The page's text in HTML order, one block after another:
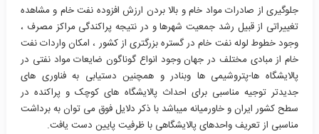
جلوگیری از صادرات مواد خام و بالا بردن ارزش افزوده نفت خام و مشاهده
تغییراتی از قبیل رشد جمعیت شهرها و در نتیجه پراکندگی مراکز مصرف ،
وجود خطوط لوله نفت خام در گستره بزرگتری از کشور ، امکان واردات نفت
خام از مبادی مختلف در جهان وجود انواع گوناگون ضایعات مواد نفتی در
پالایشگاه ها-پتروشیمی ها وبنادر و همچنین دستیابی به فناوری های
جدیدتر توجیه مناسبی برای احداث پالایشگاه های کوچک و پراکنده در
سطح کشور ایران و خاورمیانه میباشد با ذکر دلایل فوق می توان به برداشت
مناسبی از تعریف واحدهای پالایشگاهی با ظرفیت پایین دست یافت.